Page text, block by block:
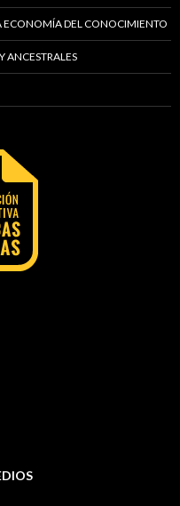
ECONOMÍA DEL CONOCIMIENTO
ANCESTRALES